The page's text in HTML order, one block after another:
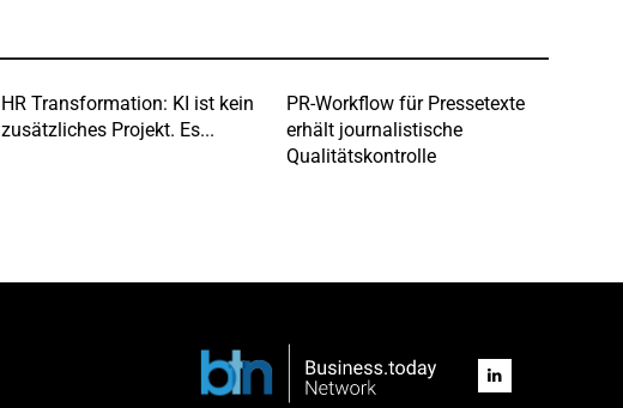
HR Transformation: KI ist kein
zusätzliches Projekt. Es...
PR-Workflow für Pressetexte
erhält journalistische
Qualitätskontrolle